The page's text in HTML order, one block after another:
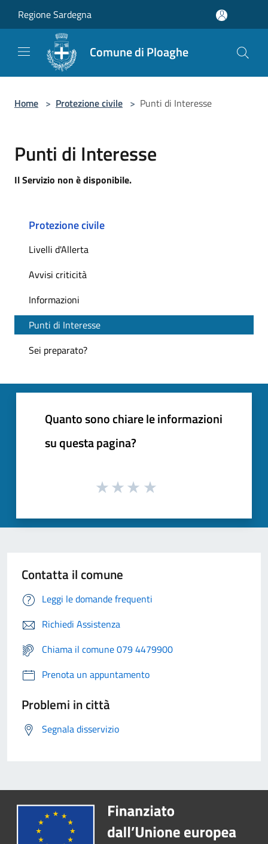
Regione Sardegna
Comune di Ploaghe
Home > Protezione civile > Punti di Interesse
Punti di Interesse
Il Servizio non è disponibile.
Protezione civile
Livelli d'Allerta
Avvisi criticità
Informazioni
Punti di Interesse
Sei preparato?
Quanto sono chiare le informazioni
su questa pagina?
Contatta il comune
Leggi le domande frequenti
Richiedi Assistenza
Chiama il comune 079 4479900
Prenota un appuntamento
Problemi in città
Segnala disservizio